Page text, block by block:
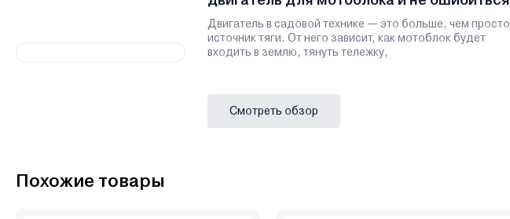
Двигатель в садовой технике — это больше, чем просто
источник тяги. От него зависит, как мотоблок будет
входить в землю, тянуть тележку,
Смотреть обзор
Похожие товары